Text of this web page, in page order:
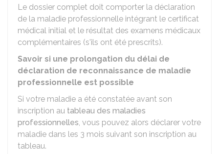
Le dossier complet doit comporter la déclaration
de la maladie professionnelle intégrant le certificat
médical initial et le résultat des examens médicaux
complémentaires (s'ils ont été prescrits).
Savoir si une prolongation du délai de
déclaration de reconnaissance de maladie
professionnelle est possible
Si votre maladie a été constatée avant son
inscription au tableau des maladies
professionnelles, vous pouvez alors déclarer votre
maladie dans les 3 mois suivant son inscription au
tableau.